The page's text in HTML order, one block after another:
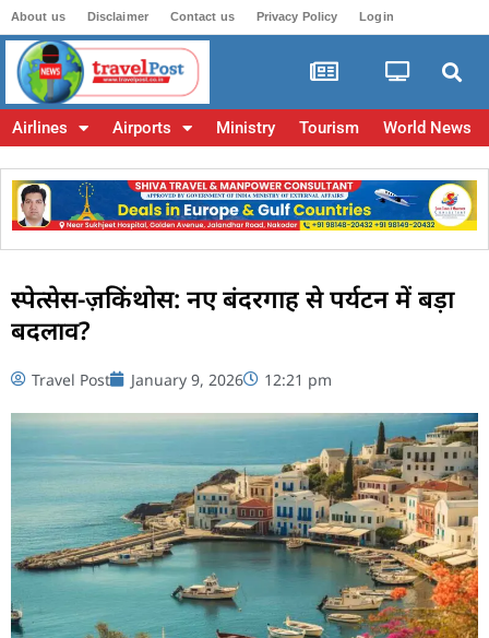
About us Disclaimer Contact us Privacy Policy Login
Airlines Airports Ministry Tourism World News
स्पेत्सेस-ज़किंथोस: नए बंदरगाह से पर्यटन में बड़ा
बदलाव?
Travel Post January 9, 2026 12:21 pm